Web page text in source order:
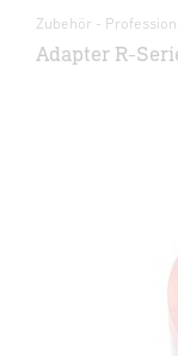
Zubehör -
Adapter R-